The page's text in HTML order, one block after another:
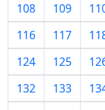
108
109
116
117
124
125
132
133